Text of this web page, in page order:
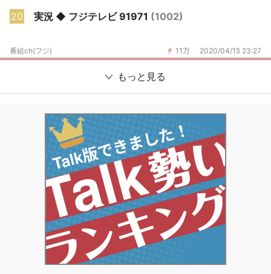
20 実況 ◆ フジテレビ 91971 (1002)
11万 2020/04/15 23:27
番組ch(フジ)
もっと見る